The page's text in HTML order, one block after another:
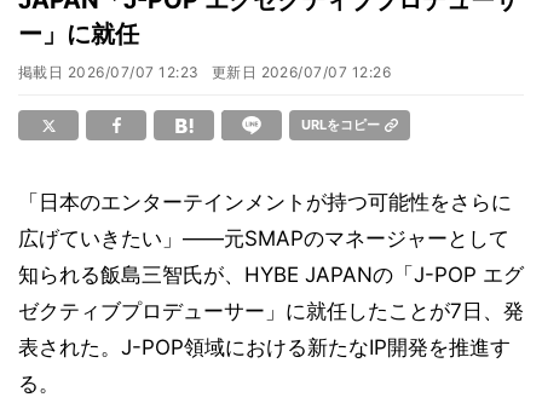
ー」に就任
掲載日 2026/07/07 12:23 更新日 2026/07/07 12:26
URLをコピー
「日本のエンターテインメントが持つ可能性をさらに
広げていきたい」――元SMAPのマネージャーとして
知られる飯島三智氏が、HYBE JAPANの「J-POP エグ
ゼクティブプロデューサー」に就任したことが7日、発
表された。J-POP領域における新たなIP開発を推進す
る。